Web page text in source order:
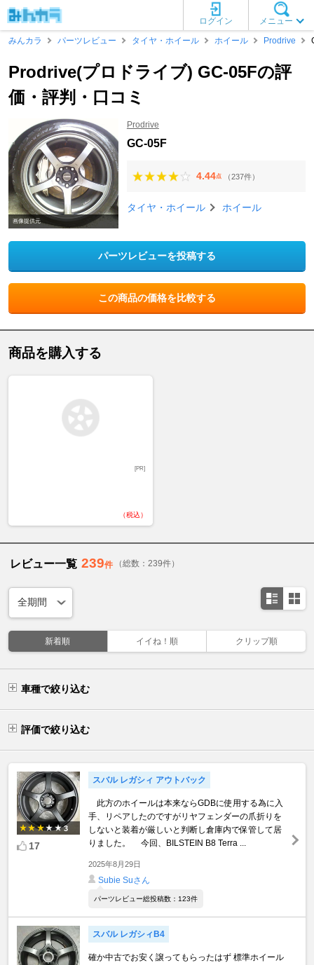
メニュー
ログイン
みんカラ
パーツレビュー タイヤ・ホイール ホイール Prodrive
Prodrive(プロドライブ) GC-05Fの評
価・評判・口コミ
画像提供元
Prodrive
GC-05F
4.44点 （237件）
タイヤ・ホイール ホイール
パーツレビューを投稿する
この商品の価格を比較する
商品を購入する
[PR]
（税込）
レビュー一覧 239件 （総数：239件）
新着順 イイね！順 クリップ順
車種で絞り込む
評価で絞り込む
3
17
スバル レガシィ アウトバック
此方のホイールは本来ならGDBに使用する為に入
手、リペアしたのですがリヤフェンダーの爪折りを
しないと装着が厳しいと判断し倉庫内で保管して居
りました。 今回、BILSTEIN B8 Terra ...
2025年8月29日
Subie Suさん
パーツレビュー総投稿数：123件
スバル レガシィB4
確か中古でお安く譲ってもらったはず 標準ホイール